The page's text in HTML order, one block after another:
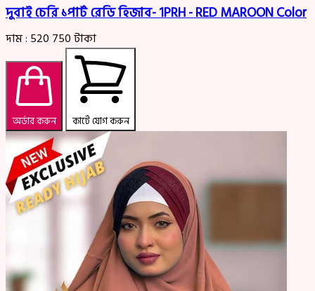
দুবাই চেরি ১পার্ট রেডি হিজাব- 1PRH - RED MAROON Color
দাম : 520 750টাকা
অর্ডার করুন কার্টে যোগ করুন